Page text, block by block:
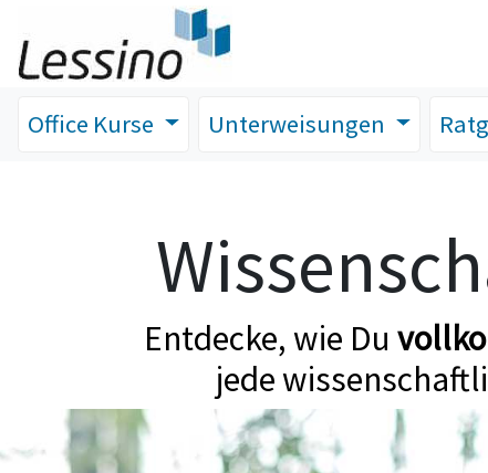
Office Kurse Unterweisungen
Entdecke, wie Du
jede